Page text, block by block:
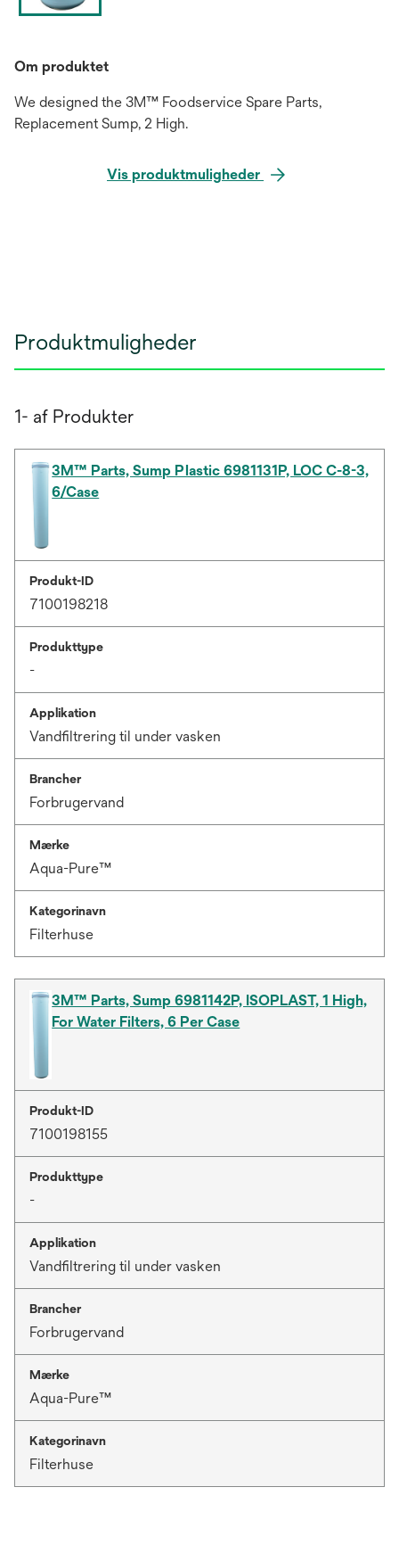
Om produktet
We designed the 3M™ Foodservice Spare Parts,
Replacement Sump, 2 High.
Vis produktmuligheder
Produktmuligheder
1- af Produkter
3M™ Parts, Sump Plastic 6981131P, LOC C-8-3,
6/Case
Produkt-ID
7100198218
Produkttype
-
Applikation
Vandfiltrering til under vasken
Brancher
Forbrugervand
Mærke
Aqua-Pure™
Kategorinavn
Filterhuse
3M™ Parts, Sump 6981142P, ISOPLAST, 1 High,
For Water Filters, 6 Per Case
Produkt-ID
7100198155
Produkttype
-
Applikation
Vandfiltrering til under vasken
Brancher
Forbrugervand
Mærke
Aqua-Pure™
Kategorinavn
Filterhuse